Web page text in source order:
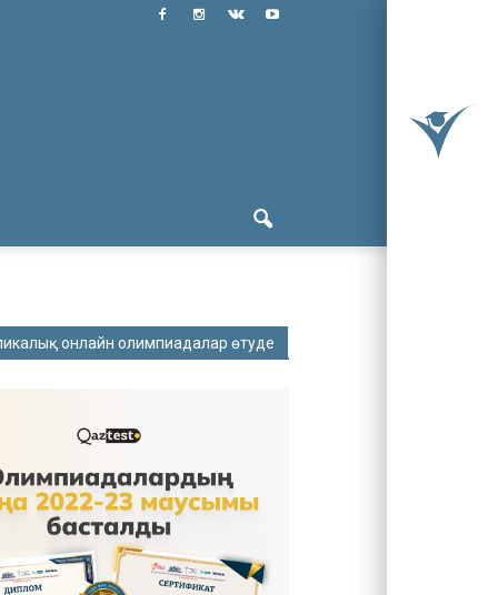
онлайн олимпиадалар өтуде